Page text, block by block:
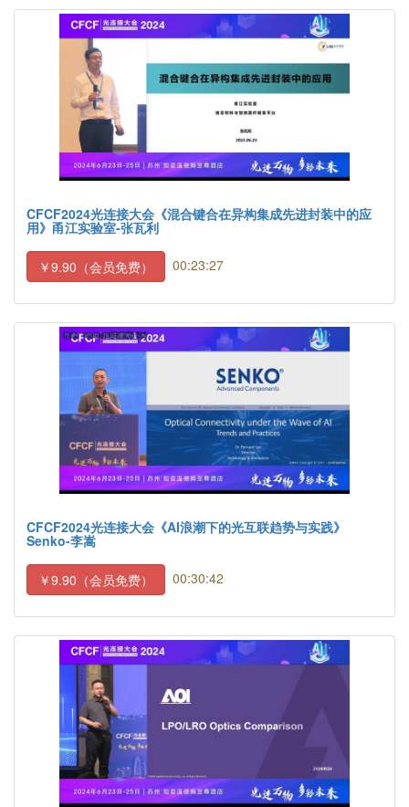
CFCF2024光连接大会《混合键合在异构集成先进封装中的应
用》甬江实验室-张瓦利
￥9.90（会员免费） 00:23:27
CFCF2024光连接大会《AI浪潮下的光互联趋势与实践》
Senko-李嵩
￥9.90（会员免费） 00:30:42